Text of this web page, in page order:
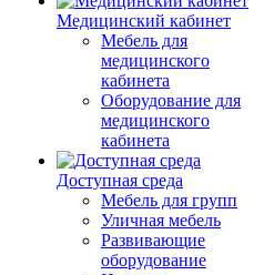
Медицинский кабинет
Мебель для
медицинского
кабинета
Оборудование для
медицинского
кабинета
Доступная среда
Мебель для групп
Уличная мебель
Развивающие
оборудование